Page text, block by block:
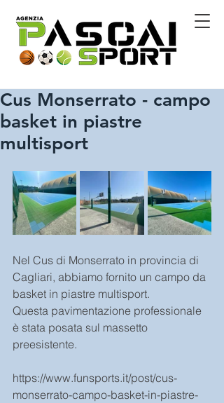
Cus Monserrato - campo
basket in piastre
multisport
Nel Cus di Monserrato in provincia di
Cagliari, abbiamo fornito un campo da
basket in piastre multisport.
Questa pavimentazione professionale
è stata posata sul massetto
preesistente.
https://www.funsports.it/post/cus-
monserrato-campo-basket-in-piastre-